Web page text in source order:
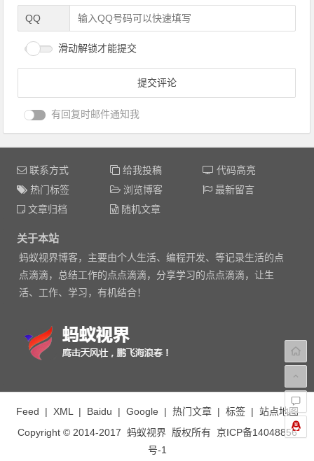
QQ
滑动解锁才能提交
有回复时邮件通知我
联系方式 给我投稿
代码高亮
热门标签
浏览博客
最新留言
文章归档
随机文章
关于本站
蚂蚁视界博客，主要由个人生活、编程开发、等记录生活的点
点滴滴，总结工作的点点滴滴，分享学习的点点滴滴，让生
活、工作、学习，有机结合！
Feed | XML| Baidu | Google | 热门文章| 标签| 站点地图
Copyright © 2014-2017 蚂蚁视界版权所有 京ICP备14048856
号-1